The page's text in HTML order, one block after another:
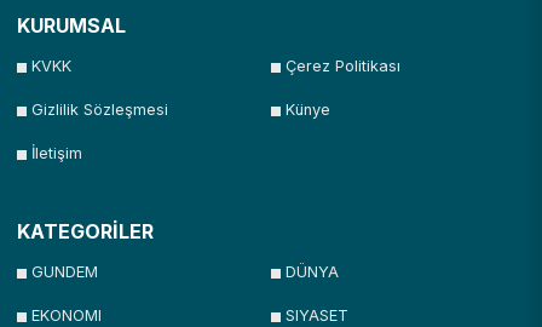
KURUMSAL
KVKK Çerez Politikası
Gizlilik Sözleşmesi Künye
İletişim
KATEGORİLER
GUNDEM DÜNYA
EKONOMI SIYASET